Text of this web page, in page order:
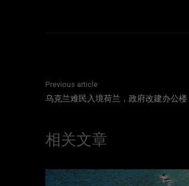
Previous article
乌克兰难民入境荷兰，政府改建办公
相关文章